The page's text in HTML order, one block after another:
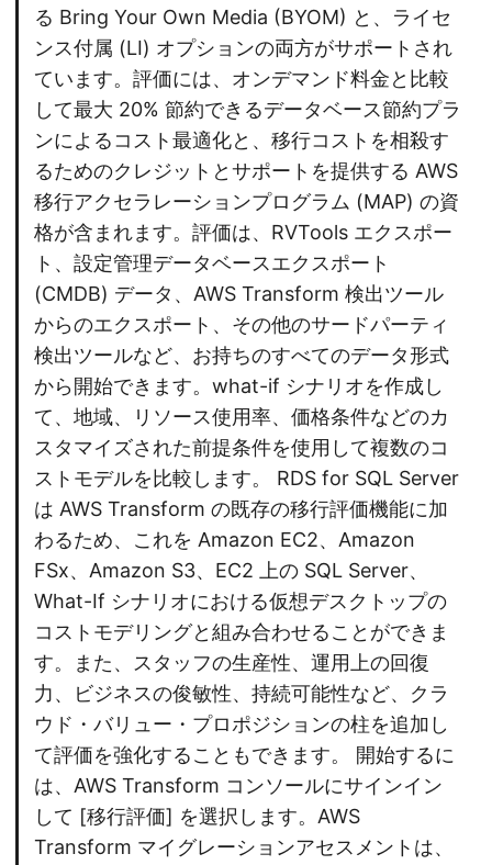
る Bring Your Own Media (BYOM) と、ライセ
ンス付属 (LI) オプションの両方がサポートされ
ています。評価には、オンデマンド料金と比較
して最大 20% 節約できるデータベース節約プラ
ンによるコスト最適化と、移行コストを相殺す
るためのクレジットとサポートを提供する AWS
移行アクセラレーションプログラム (MAP) の資
格が含まれます。評価は、RVTools エクスポー
ト、設定管理データベースエクスポート
(CMDB) データ、AWS Transform 検出ツール
からのエクスポート、その他のサードパーティ
検出ツールなど、お持ちのすべてのデータ形式
から開始できます。what-if シナリオを作成し
て、地域、リソース使用率、価格条件などのカ
スタマイズされた前提条件を使用して複数のコ
ストモデルを比較します。 RDS for SQL Server
は AWS Transform の既存の移行評価機能に加
わるため、これを Amazon EC2、Amazon
FSx、Amazon S3、EC2 上の SQL Server、
What-If シナリオにおける仮想デスクトップの
コストモデリングと組み合わせることができま
す。また、スタッフの生産性、運用上の回復
力、ビジネスの俊敏性、持続可能性など、クラ
ウド・バリュー・プロポジションの柱を追加し
て評価を強化することもできます。 開始するに
は、AWS Transform コンソールにサインイン
して [移行評価] を選択します。AWS
Transform マイグレーションアセスメントは、